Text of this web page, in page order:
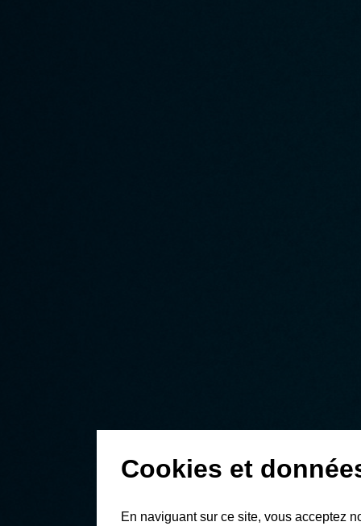
Cookies et
En naviguant sur ce site, vous acceptez